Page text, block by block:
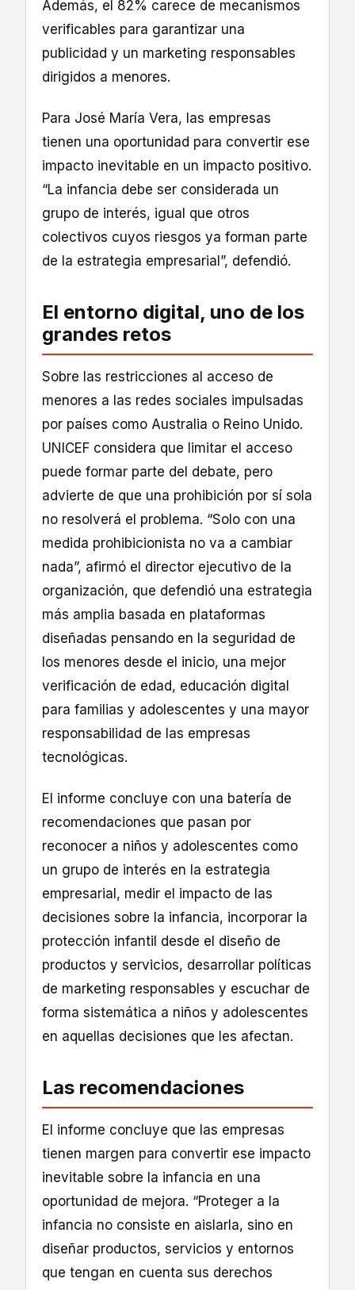
Además, el 82% carece de mecanismos
verificables para garantizar una
publicidad y un marketing responsables
dirigidos a menores.
Para José María Vera, las empresas
tienen una oportunidad para convertir ese
impacto inevitable en un impacto positivo.
“La infancia debe ser considerada un
grupo de interés, igual que otros
colectivos cuyos riesgos ya forman parte
de la estrategia empresarial”, defendió.
El entorno digital, uno de los
grandes retos
Sobre las restricciones al acceso de
menores a las redes sociales impulsadas
por países como Australia o Reino Unido.
UNICEF considera que limitar el acceso
puede formar parte del debate, pero
advierte de que una prohibición por sí sola
no resolverá el problema. “Solo con una
medida prohibicionista no va a cambiar
nada”, afirmó el director ejecutivo de la
organización, que defendió una estrategia
más amplia basada en plataformas
diseñadas pensando en la seguridad de
los menores desde el inicio, una mejor
verificación de edad, educación digital
para familias y adolescentes y una mayor
responsabilidad de las empresas
tecnológicas.
El informe concluye con una batería de
recomendaciones que pasan por
reconocer a niños y adolescentes como
un grupo de interés en la estrategia
empresarial, medir el impacto de las
decisiones sobre la infancia, incorporar la
protección infantil desde el diseño de
productos y servicios, desarrollar políticas
de marketing responsables y escuchar de
forma sistemática a niños y adolescentes
en aquellas decisiones que les afectan.
Las recomendaciones
El informe concluye que las empresas
tienen margen para convertir ese impacto
inevitable sobre la infancia en una
oportunidad de mejora. “Proteger a la
infancia no consiste en aislarla, sino en
diseñar productos, servicios y entornos
que tengan en cuenta sus derechos